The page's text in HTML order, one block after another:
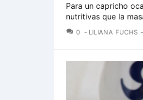
Para un capricho
nutritivas que la
0 COMENTARIOS
LILIANA FUCHS